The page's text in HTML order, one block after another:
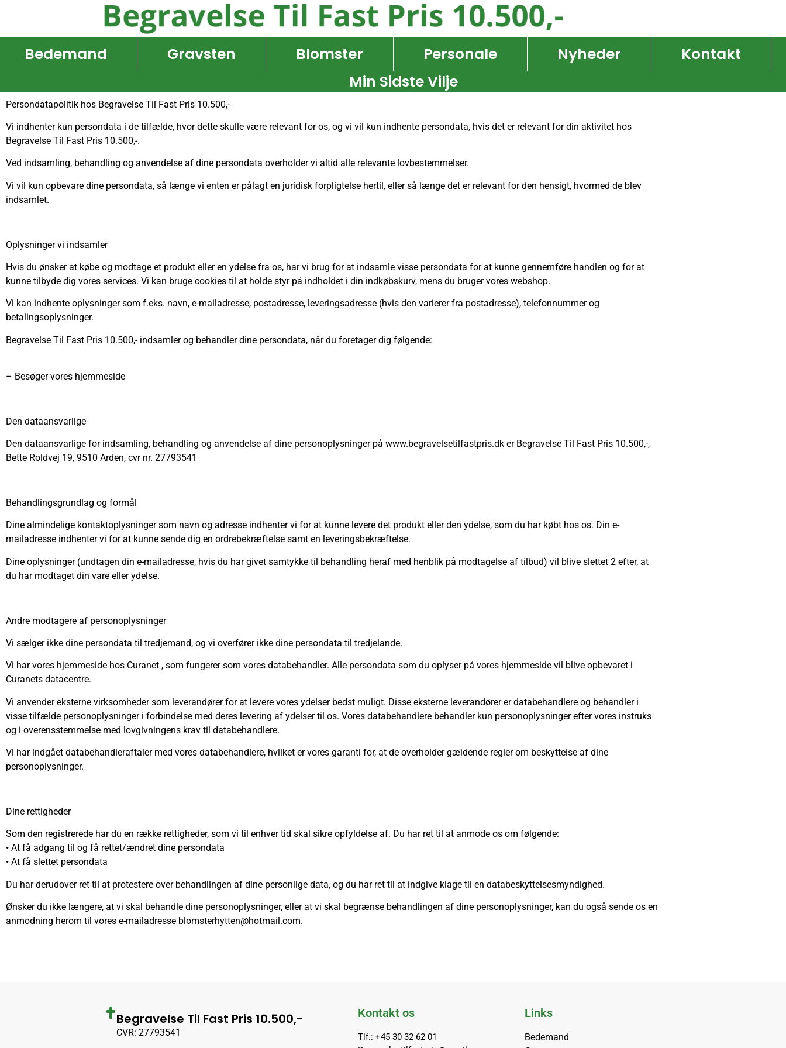
Bedemand Gravsten Blomster Personale Nyheder
Kontakt
Min Sidste Vilje
Persondatapolitik hos Begravelse Til Fast Pris 10.500,-
Vi indhenter kun persondata i de tilfælde, hvor dette skulle være relevant for os, og vi vil kun indhente persondata, hvis det er relevant for din aktivitet hos
Begravelse Til Fast Pris 10.500,-.
Ved indsamling, behandling og anvendelse af dine persondata overholder vi altid alle relevante lovbestemmelser.
Vi vil kun opbevare dine persondata, så længe vi enten er pålagt en juridisk forpligtelse hertil, eller så længe det er relevant for den hensigt, hvormed de blev
indsamlet.
Oplysninger vi indsamler
Hvis du ønsker at købe og modtage et produkt eller en ydelse fra os, har vi brug for at indsamle visse persondata for at kunne gennemføre handlen og for at
kunne tilbyde dig vores services. Vi kan bruge cookies til at holde styr på indholdet i din indkøbskurv, mens du bruger vores webshop.
Vi kan indhente oplysninger som f.eks. navn, e-mailadresse, postadresse, leveringsadresse (hvis den varierer fra postadresse), telefonnummer og
betalingsoplysninger.
Begravelse Til Fast Pris 10.500,- indsamler og behandler dine persondata, når du foretager dig følgende:
– Besøger vores hjemmeside
Den dataansvarlige
Den dataansvarlige for indsamling, behandling og anvendelse af dine personoplysninger på www.begravelsetilfastpris.dk er Begravelse Til Fast Pris 10.500,-,
Bette Roldvej 19, 9510 Arden, cvr nr. 27793541
Behandlingsgrundlag og formål
Dine almindelige kontaktoplysninger som navn og adresse indhenter vi for at kunne levere det produkt eller den ydelse, som du har købt hos os. Din e-
mailadresse indhenter vi for at kunne sende dig en ordrebekræftelse samt en leveringsbekræftelse.
Dine oplysninger (undtagen din e-mailadresse, hvis du har givet samtykke til behandling heraf med henblik på modtagelse af tilbud) vil blive slettet 2 efter, at
du har modtaget din vare eller ydelse.
Andre modtagere af personoplysninger
Vi sælger ikke dine persondata til tredjemand, og vi overfører ikke dine persondata til tredjelande.
Vi har vores hjemmeside hos Curanet , som fungerer som vores databehandler. Alle persondata som du oplyser på vores hjemmeside vil blive opbevaret i
Curanets datacentre.
Vi anvender eksterne virksomheder som leverandører for at levere vores ydelser bedst muligt. Disse eksterne leverandører er databehandlere og behandler i
visse tilfælde personoplysninger i forbindelse med deres levering af ydelser til os. Vores databehandlere behandler kun personoplysninger efter vores instruks
og i overensstemmelse med lovgivningens krav til databehandlere.
Vi har indgået databehandleraftaler med vores databehandlere, hvilket er vores garanti for, at de overholder gældende regler om beskyttelse af dine
personoplysninger.
Dine rettigheder
Som den registrerede har du en række rettigheder, som vi til enhver tid skal sikre opfyldelse af. Du har ret til at anmode os om følgende:
• At få adgang til og få rettet/ændret dine persondata
• At få slettet persondata
Du har derudover ret til at protestere over behandlingen af dine personlige data, og du har ret til at indgive klage til en databeskyttelsesmyndighed.
Ønsker du ikke længere, at vi skal behandle dine personoplysninger, eller at vi skal begrænse behandlingen af dine personoplysninger, kan du også sende os en
anmodning herom til vores e-mailadresse blomsterhytten@hotmail.com.
Begravelse Til Fast Pris 10.500,-
CVR: 27793541
Kontakt os
Tlf.: +45 30 32 62 01
Links
Bedemand